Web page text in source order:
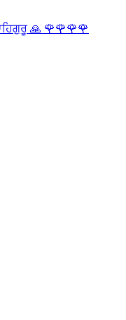
🙏 🌹🌹🌹🌹